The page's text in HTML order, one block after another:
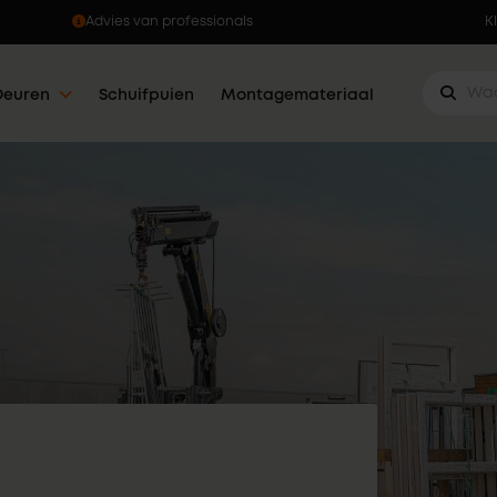
Ophalen wanneer jou dat
Schuifpuien Montagemateriaal